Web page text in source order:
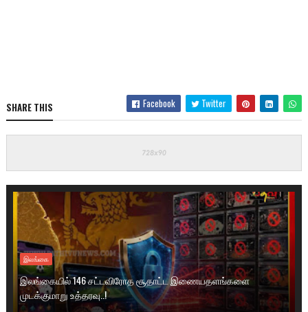
SHARE THIS Facebook Twitter
இலங்கை
இலங்கையில் 146 சட்டவிரோத சூதாட்ட இணையதளங்களை
முடக்குமாறு உத்தரவு..!